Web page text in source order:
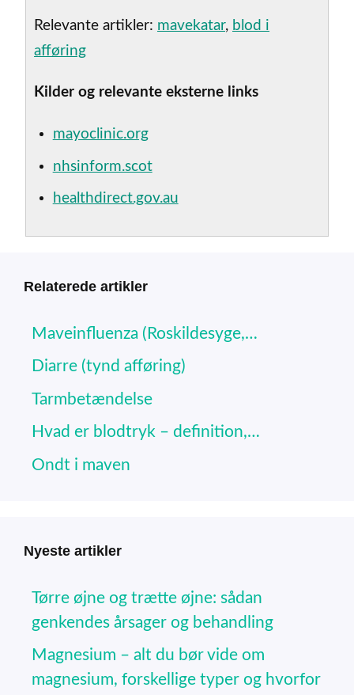
Relevante artikler: mavekatar, blod i
afføring
Kilder og relevante eksterne links
mayoclinic.org
nhsinform.scot
healthdirect.gov.au
Relaterede artikler
Maveinfluenza (Roskildesyge,…
Diarre (tynd afføring)
Tarmbetændelse
Hvad er blodtryk – definition,…
Ondt i maven
Nyeste artikler
Tørre øjne og trætte øjne: sådan
genkendes årsager og behandling
Magnesium – alt du bør vide om
magnesium, forskellige typer og hvorfor